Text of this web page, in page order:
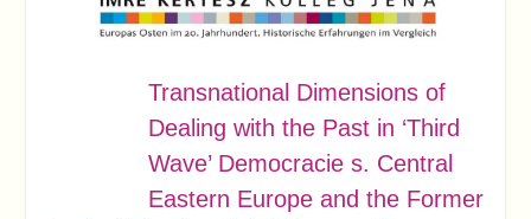
Transnational Dimensions of
Dealing with the Past in ‘Third
Wave’ Democracie s. Central
Eastern Europe and the Former